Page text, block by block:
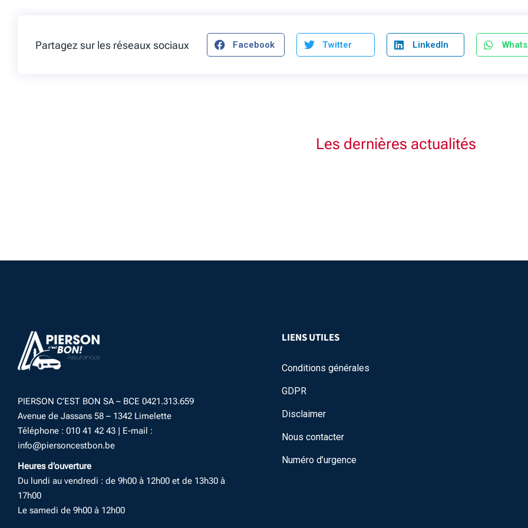
Partagez sur les réseaux sociaux Facebook Twitter LinkedIn
Les dernières actualités
PIERSON C’EST BON SA – BCE 0421.313.659
Avenue de Jassans 58 – 1342 Limelette
Téléphone : 010 41 42 43 | E-mail :
info@piersoncestbon.be
Heures d’ouverture
Du lundi au vendredi : de 9h00 à 12h00 et de 13h30 à
17h00
Le samedi de 9h00 à 12h00
LIENS UTILES
Conditions générales
GDPR
Disclaimer
Nous contacter
Numéro d’urgence